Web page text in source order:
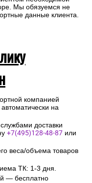
Мы обязуемся не
данные клиента.
компанией
на
доставки
+7(495)128-48-87 или
веса/объема товаров
ТК: 1-3 дня.
— бесплатно